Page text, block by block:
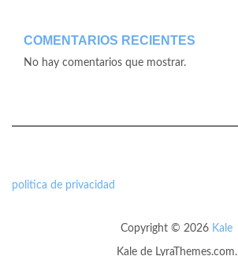
COMENTARIOS RECIENTES
No hay comentarios que mostrar.
politica de privacidad
Copyright © 2026 Kale
Kalede LyraThemes.com.